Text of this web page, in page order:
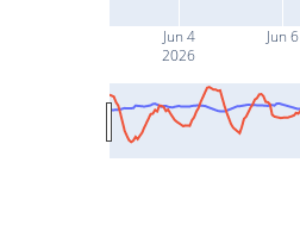
Jun 4
2026
Jun 6